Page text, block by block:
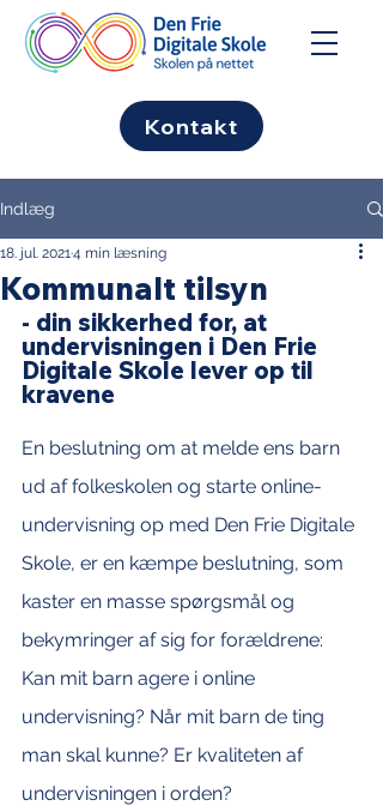
Kontakt
Indlæg
Kommunalt tilsyn
18. jul. 20214 min læsning
- din sikkerhed for, at
undervisningen i Den Frie
Digitale Skole lever op til
kravene
En beslutning om at melde ens barn
ud af folkeskolen og starte online-
undervisning op med Den Frie Digitale
Skole, er en kæmpe beslutning, som
kaster en masse spørgsmål og
bekymringer af sig for forældrene:
Kan mit barn agere i online
undervisning? Når mit barn de ting
man skal kunne? Er kvaliteten af
undervisningen i orden?